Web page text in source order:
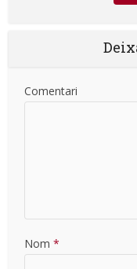
Comentari
Nom *